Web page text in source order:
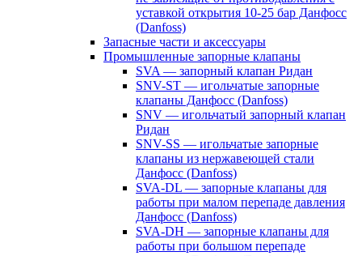
уставкой открытия 10-25 бар Данфосс
(Danfoss)
Запасные части и аксессуары
Промышленные запорные клапаны
SVA — запорный клапан Ридан
SNV-ST — игольчатые запорные
клапаны Данфосс (Danfoss)
SNV — игольчатый запорный клапан
Ридан
SNV-SS — игольчатые запорные
клапаны из нержавеющей стали
Данфосс (Danfoss)
SVA-DL — запорные клапаны для
работы при малом перепаде давления
Данфосс (Danfoss)
SVA-DH — запорные клапаны для
работы при большом перепаде